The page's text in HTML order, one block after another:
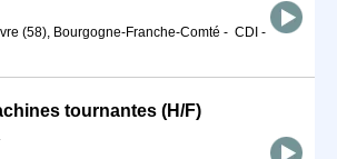
(58), Bourgogne-Franche-Comté - CDI -
tournantes (H/F)